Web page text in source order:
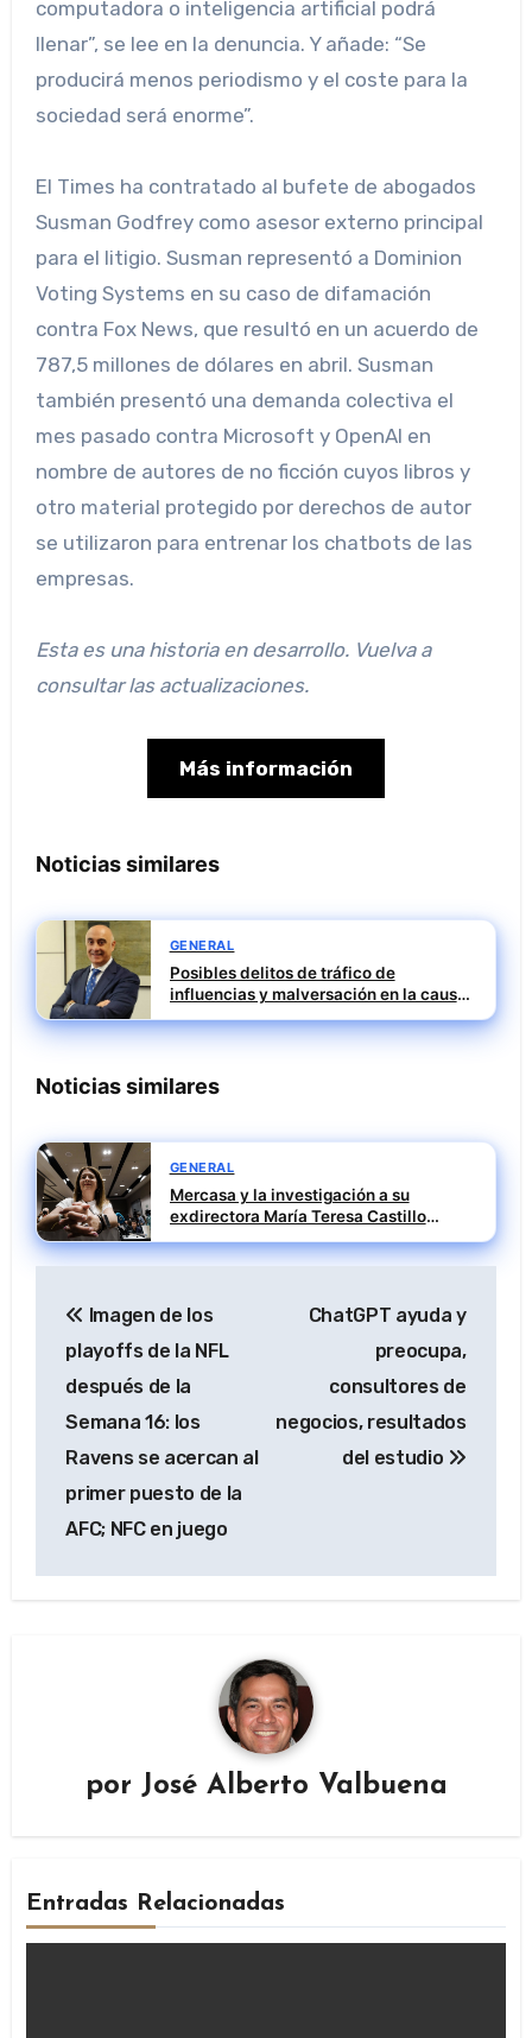
computadora o inteligencia artificial podrá
llenar”, se lee en la denuncia. Y añade: “Se
producirá menos periodismo y el coste para la
sociedad será enorme”.
El Times ha contratado al bufete de abogados
Susman Godfrey como asesor externo principal
para el litigio. Susman representó a Dominion
Voting Systems en su caso de difamación
contra Fox News, que resultó en un acuerdo de
787,5 millones de dólares en abril. Susman
también presentó una demanda colectiva el
mes pasado contra Microsoft y OpenAI en
nombre de autores de no ficción cuyos libros y
otro material protegido por derechos de autor
se utilizaron para entrenar los chatbots de las
empresas.
Esta es una historia en desarrollo. Vuelva a
consultar las actualizaciones.
Más información
Noticias similares
GENERAL
Posibles delitos de tráfico de
influencias y malversación en la causa
contra Julián Mateos Aparicio
Noticias similares
GENERAL
Mercasa y la investigación a su
exdirectora María Teresa Castillo
Pasalodos en el caso SEPI
de
entradas
Imagen de los
playoffs de la NFL
después de la
Semana 16: los
Ravens se acercan al
primer puesto de la
AFC; NFC en juego
ChatGPT ayuda y
preocupa,
consultores de
negocios, resultados
del estudio
por José Alberto Valbuena
Entradas Relacionadas